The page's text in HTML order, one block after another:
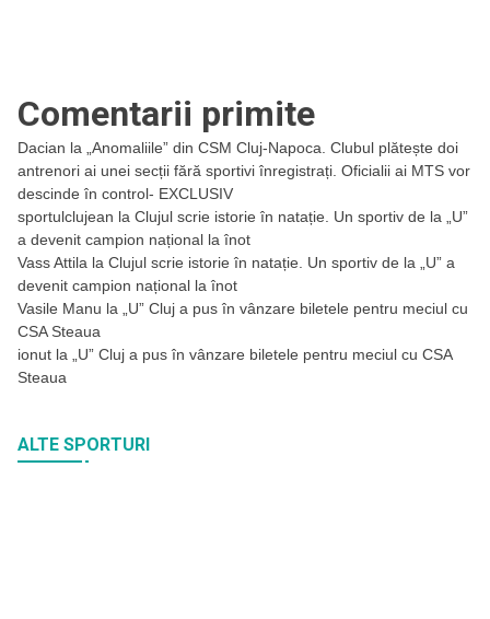
Comentarii primite
Dacian la
„Anomaliile” din CSM Cluj-Napoca. Clubul plătește doi
antrenori ai unei secții fără sportivi înregistrați. Oficialii ai MTS vor
descinde în control- EXCLUSIV
sportulclujean la Clujul scrie istorie în natație. Un sportiv de la „U”
a devenit campion național la înot
Vass Attila la Clujul scrie istorie în natație. Un sportiv de la „U” a
devenit campion național la înot
Vasile Manu la
„U” Cluj a pus în vânzare biletele pentru meciul cu
CSA Steaua
ionut la
„U” Cluj a pus în vânzare biletele pentru meciul cu CSA
Steaua
ALTE SPORTURI